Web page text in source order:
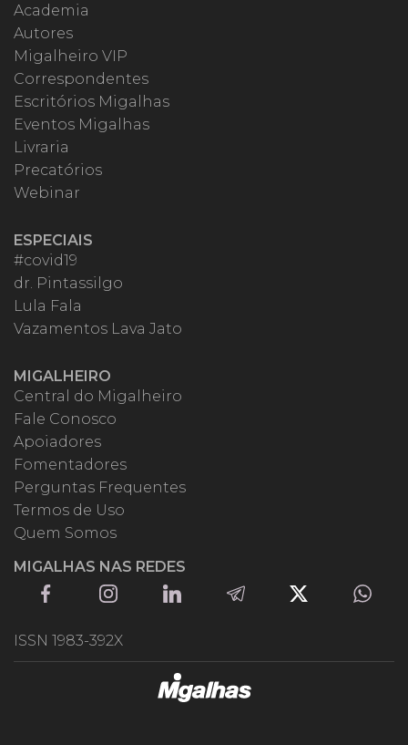
Academia
Autores
Migalheiro VIP
Correspondentes
Escritórios Migalhas
Eventos Migalhas
Livraria
Precatórios
Webinar
ESPECIAIS
#covid19
dr. Pintassilgo
Lula Fala
Vazamentos Lava Jato
MIGALHEIRO
Central do Migalheiro
Fale Conosco
Apoiadores
Fomentadores
Perguntas Frequentes
Termos de Uso
Quem Somos
MIGALHAS NAS REDES
ISSN 1983-392X